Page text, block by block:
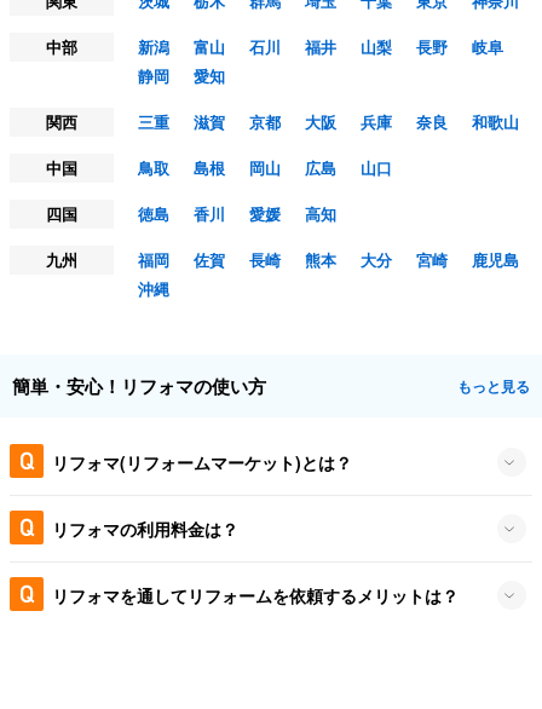
中部
新潟 富山 石川 福井 山梨 長野
岐阜
静岡
愛知
関西
三重 滋賀 京都 大阪 兵庫 奈良
和歌山
中国
鳥取 島根 岡山 広島
山口
四国
徳島 香川 愛媛
高知
九州
福岡 佐賀 長崎 熊本 大分 宮崎
鹿児島
沖縄
簡単・安心！リフォマの使い方 もっと見る
リフォマ(リフォームマーケット)とは？
リフォマの利用料金は？
リフォマを通してリフォームを依頼するメリットは？